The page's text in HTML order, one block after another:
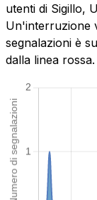
utenti di Sigillo,
Un'interruzione
segnalazioni è
dalla linea rossa.